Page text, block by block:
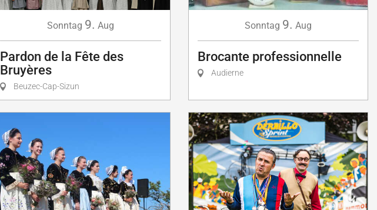
Sonntag 9. Aug
Pardon de la Fête des
Bruyères
Beuzec-Cap-Sizun
Sonntag 9. Aug
Brocante professionnelle
Audierne